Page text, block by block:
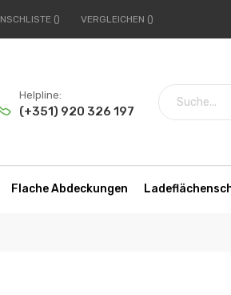
VERGLEICHEN
Helpline:
(+351) 920 326 197
Flache Abdeckungen